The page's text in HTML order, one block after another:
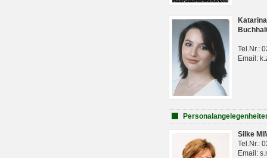
Tel.Nr.:
Email:
Silke
Tel.Nr.:
Email: